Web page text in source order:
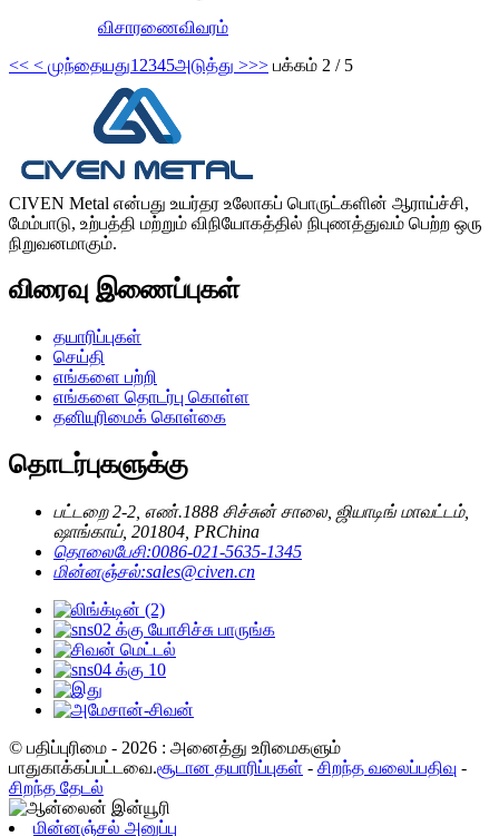
விசாரணைவிவரம்
<< < முந்தையது1 2345அடுத்து >>> பக்கம் 2 / 5
CIVEN Metal என்பது உயர்தர உலோகப் பொருட்களின் ஆராய்ச்சி,
மேம்பாடு, உற்பத்தி மற்றும் விநியோகத்தில் நிபுணத்துவம் பெற்ற ஒரு
நிறுவனமாகும்.
விரைவு இணைப்புகள்
தயாரிப்புகள்
செய்தி
எங்களை பற்றி
எங்களை தொடர்பு கொள்ள
தனியுரிமைக் கொள்கை
தொடர்புகளுக்கு
பட்டறை 2-2, எண்.1888 சிச்சுன் சாலை, ஜியாடிங் மாவட்டம்,
ஷாங்காய், 201804, PRChina
தொலைபேசி:0086-021-5635-1345
மின்னஞ்சல்:sales@civen.cn
© பதிப்புரிமை - 2026 : அனைத்து உரிமைகளும்
பாதுகாக்கப்பட்டவை.சூடான தயாரிப்புகள் - சிறந்த வலைப்பதிவு -
சிறந்த தேடல்
மின்னஞ்சல் அனுப்பு